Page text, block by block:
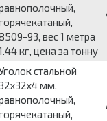
93, вес 1 метра
кг, цена за тонну
стальной
32x32x4 мм,